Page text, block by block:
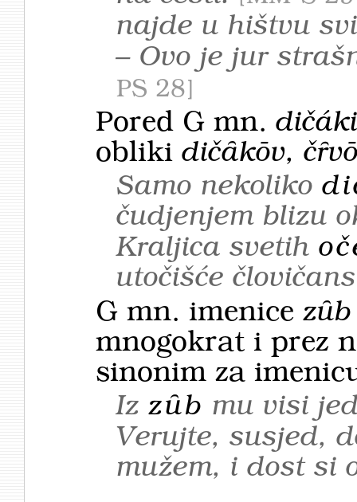
najde u hištvu
– Ovo je jur
PS 28
Pored G mn.
obliki dičȃkōv,
Samo nekoliko
čudjenjem blizu
Kraljica svetih
utočišće
G mn. imenice zȗb
mnogokrat i prez
sinonim za
Izzȗb mu visi
Verujte, susjed,
mužem, i dost si